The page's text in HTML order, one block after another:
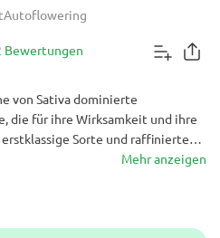
Autoflowering
Bewertungen
von Sativa dominierte
die für ihre Wirksamkeit und ihre
Sorte und raffiniertere
Haze sorgt diese Sorte für ein
bekannte Sativa-
Mehr anzeigen